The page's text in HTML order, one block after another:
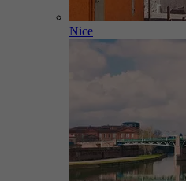
Nice